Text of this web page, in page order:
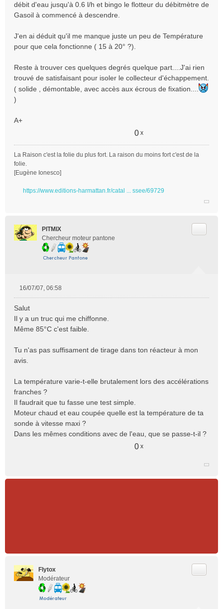
débit d'eau jusqu'à 0.6 l/h et bingo le flotteur du débitmètre de
Gasoil à commencé à descendre.
J'en ai déduit qu'il me manque juste un peu de Température
pour que cela fonctionne ( 15 à 20° ?).
Reste à trouver ces quelques degrés quelque part....J'ai rien
trouvé de satisfaisant pour isoler le collecteur d'échappement.
( solide , démontable, avec accès aux écrous de fixation....
)
A+
0 x
La Raison c'est la folie du plus fort. La raison du moins fort c'est de la
folie.
[Eugène Ionesco]
https://www.editions-harmattan.fr/catal ... ssee/69729
PITMIX
Chercheur moteur pantone
s
s
a
e
n
l
u
16/07/07, 06:58
Salut
Il y a un truc qui me chiffonne.
Même 85°C c'est faible.
Tu n'as pas suffisament de tirage dans ton réacteur à mon
avis.
La température varie-t-elle brutalement lors des accélérations
franches ?
Il faudrait que tu fasse une test simple.
Moteur chaud et eau coupée quelle est la température de ta
sonde à vitesse maxi ?
Dans les mêmes conditions avec de l'eau, que se passe-t-il ?
0 x
Flytox
Modérateur